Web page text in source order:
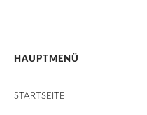
HAUPTMENÜ
STARTSEITE